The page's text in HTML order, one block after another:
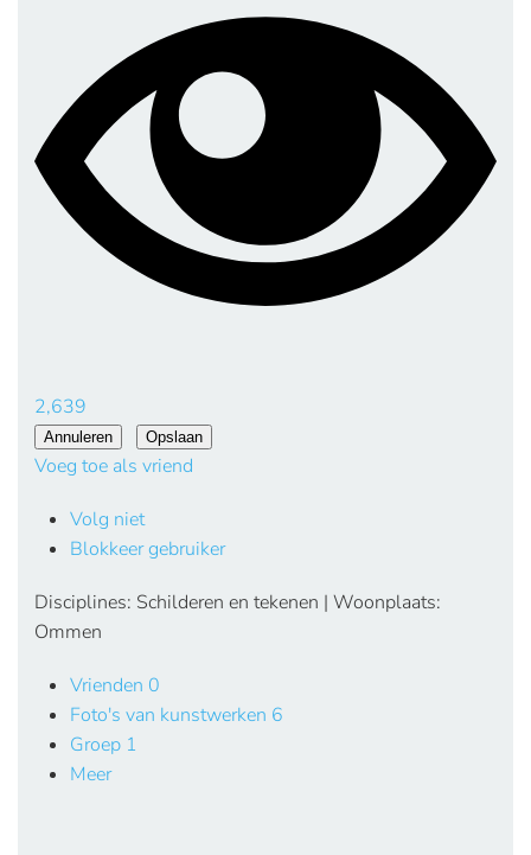
2,639
Voeg toe als vriend
Volg niet
Blokkeer gebruiker
Disciplines: Schilderen en tekenen | Woonplaats:
Ommen
Vrienden 0
Foto's van kunstwerken 6
Groep 1
Meer